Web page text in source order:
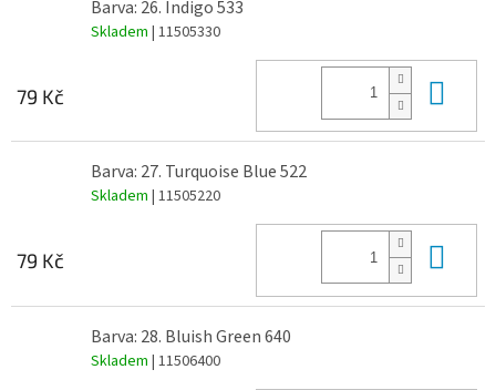
Barva: 26. Indigo 533
Skladem | 11505330
79 Kč
Barva: 27. Turquoise Blue 522
Skladem | 11505220
79 Kč
Barva: 28. Bluish Green 640
Skladem | 11506400